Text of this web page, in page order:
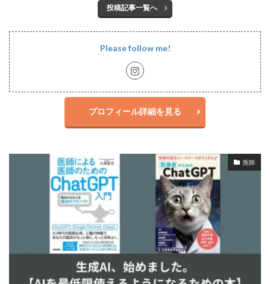
投稿記事一覧へ
Please follow me!
プロフィール詳細を見る
医師